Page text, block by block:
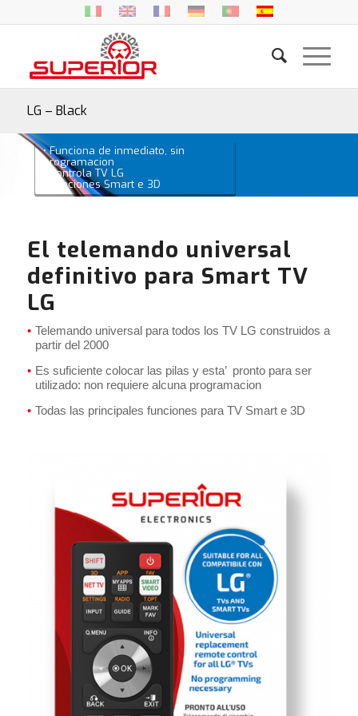
LG – Black
• Funciona de inmediato, sin
programacion
• Controla TV LG
• Funciones Smart e 3D
El telemando universal
definitivo para Smart TV
LG
Telemando universal para todos los TV LG construidos a
partir del 2000
Es suficiente colocar las pilas y esta’ pronto para ser
utilizado: non requiere alcuna programacion
Todas las principales funciones para TV Smart e 3D